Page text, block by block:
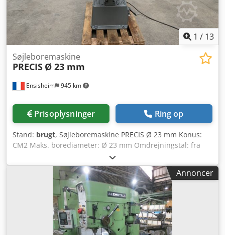
1 / 13
Ensisheim 945 km
Søjleboremaskine
PRECIS Ø 23 mm
Prisoplysninger Ring op
Stand: brugt, Søjleboremaskine PRECIS Ø 23 mm Konus:
CM2 Maks. borediameter: Ø 23 mm Omdrejningstal: fra
165 til 4400 o/min Bordstørrelse: 390 x 190 mm
Spindelvandring: 100 mm Søjlediameter: Ø 120 mm
Afstand søjle-spindel (kloakdybde): 240 mm 2-trins motor
Min. afstand borepatron/bord: 100 mm Maks. afstand
borepatron/bord: 350 mm Manuel nedføring Manuel
hydraulisk løft af bordet Spænding: 380 V Dsdjzmxzkspfx
Aciskr Bredde: 700 mm Dybde: 1000 mm Totalhøjde: 1800
mm Vægt: ca. 800 kg
Annoncer